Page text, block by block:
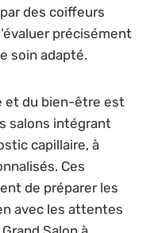
des coiffeurs
précisément
soin adapté.
et du bien-être est
salons intégrant
capillaire, à
Ces
de préparer les
avec les attentes